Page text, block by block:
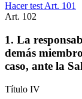
Hacer test Art. 101
Art. 102
1. La
demás
caso, ante la
Título IV